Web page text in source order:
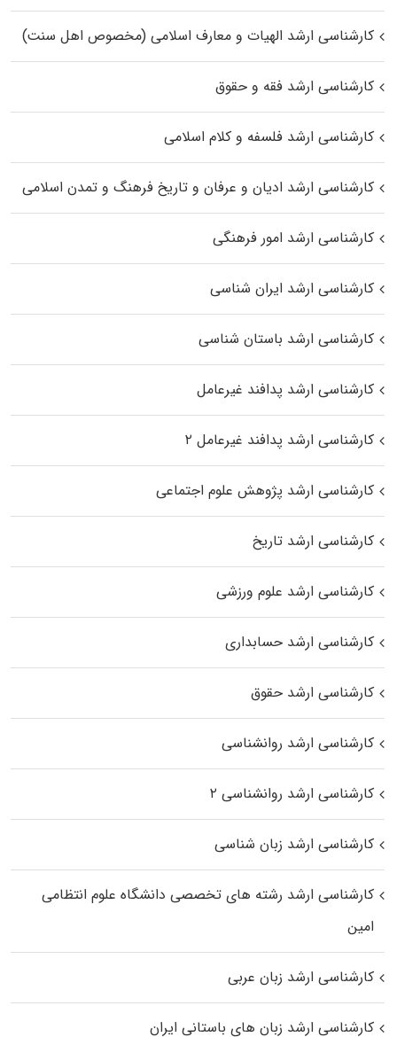
کارشناسی ارشد الهیات و معارف اسلامی (مخصوص اهل سنت)
کارشناسی ارشد فقه و حقوق
کارشناسی ارشد فلسفه و کلام اسلامی
کارشناسی ارشد ادیان و عرفان و تاریخ فرهنگ و تمدن اسلامی
کارشناسی ارشد امور فرهنگی
کارشناسی ارشد ایران شناسی
کارشناسی ارشد باستان شناسی
کارشناسی ارشد پدافند غیرعامل
کارشناسی ارشد پدافند غیرعامل ۲
کارشناسی ارشد پژوهش علوم اجتماعی
کارشناسی ارشد تاریخ
کارشناسی ارشد علوم ورزشی
کارشناسی ارشد حسابداری
کارشناسی ارشد حقوق
کارشناسی ارشد روانشناسی
کارشناسی ارشد روانشناسی ۲
کارشناسی ارشد زبان شناسی
کارشناسی ارشد رﺷﺘﻪ ﻫﺎی تخصصی داﻧﺸﮕﺎه ﻋﻠﻮم انتظامی
اﻣﻴﻦ
کارشناسی ارشد زبان عربی
کارشناسی ارشد زبان‌ های باستانی ایران